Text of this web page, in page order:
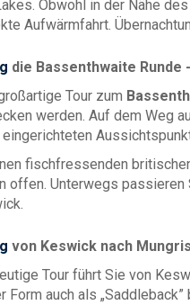
Obwohl in der Nähe
Aufwärmfahrt.
die Bassenthwaite Runde
Tour zum
werden. Auf dem Weg
fischfressenden
offen. Unterwegs
von Keswick nach
Tour führt Sie von
Form auch als